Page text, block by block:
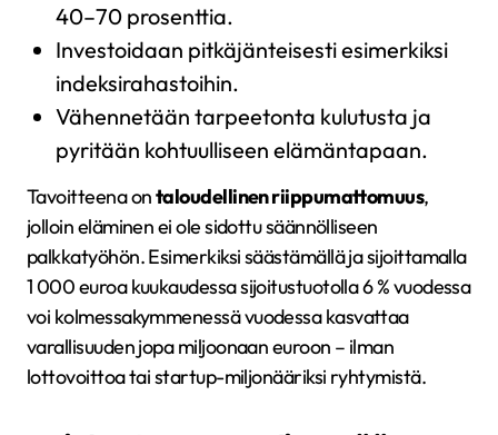
40–70 prosenttia.
Investoidaan pitkäjänteisesti esimerkiksi
indeksirahastoihin.
Vähennetään tarpeetonta kulutusta ja
pyritään kohtuulliseen elämäntapaan.
Tavoitteena ontaloudellinen riippumattomuus,
jolloin eläminen ei ole sidottu säännölliseen
palkkatyöhön. Esimerkiksi säästämällä ja sijoittamalla
1 000 euroa kuukaudessa sijoitustuotolla 6 % vuodessa
voi kolmessakymmenessä vuodessa kasvattaa
varallisuuden jopa miljoonaan euroon – ilman
lottovoittoa tai startup-miljonääriksi ryhtymistä.